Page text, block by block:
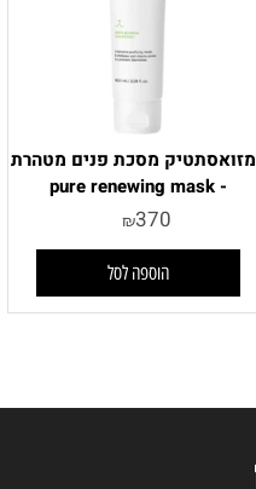
מזואסתטיק מסכת פנים מטהרת
- pure renewing mask
₪370
הוספה לסל